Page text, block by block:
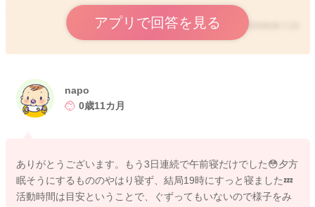
アプリで回答を見る 2025/9/28 7:23
napo
0歳11カ月
ありがとうございます。もう3日連続で午前寝だけでした😳夕方
眠そうにするもののやはり寝ず、結局19時にすっと寝ました💤
活動時間は目安ということで、ぐずってもいないので様子をみ